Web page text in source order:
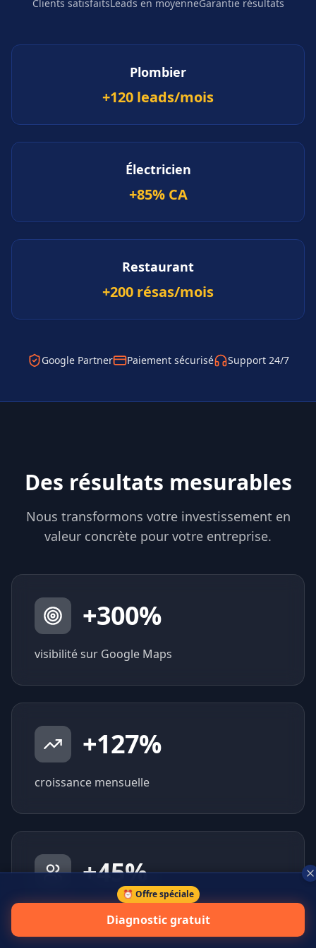
Clients satisfaitsLeads en moyenneGarantie résultats
Plombier
+120 leads/mois
Électricien
+85% CA
Restaurant
+200 résas/mois
Google Partner Paiement sécurisé Support 24/7
Des résultats mesurables
Nous transformons votre investissement en
valeur concrète pour votre entreprise.
+300%
visibilité sur Google Maps
+127%
croissance mensuelle
+45%
⏰ Offre spéciale
Diagnostic gratuit